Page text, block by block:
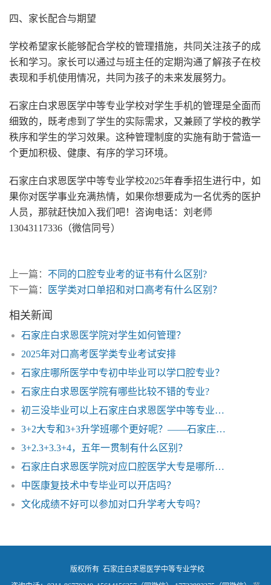
四、家长配合与期望
学校希望家长能够配合学校的管理措施，共同关注孩子的成
长和学习。家长可以通过与班主任的定期沟通了解孩子在校
表现和手机使用情况，共同为孩子的未来发展努力。
石家庄白求恩医学中等专业学校对学生手机的管理是全面而
细致的，既考虑到了学生的实际需求，又兼顾了学校的教学
秩序和学生的学习效果。这种管理制度的实施有助于营造一
个更加积极、健康、有序的学习环境。
石家庄白求恩医学中等专业学校2025年春季招生进行中，如
果你对医学事业充满热情，如果你想要成为一名优秀的医护
人员，那就赶快加入我们吧！咨询电话：刘老师
13043117336（微信同号）
上一篇： 不同的口腔专业考的证书有什么区别?
下一篇：
医学类对口单招和对口高考有什么区别？
相关新闻
石家庄白求恩医学院对学生如何管理？
2025年对口高考医学类专业考试安排
石家庄哪所医学中专初中毕业可以学口腔专业？
石家庄白求恩医学院有哪些比较不错的专业?
初三没毕业可以上石家庄白求恩医学中等专业学校的护理专业吗？
3+2大专和3+3升学班哪个更好呢？——石家庄白求恩医学院
3+2.3+3.3+4，五年一贯制有什么区别？
石家庄白求恩医学院对应口腔医学大专是哪所学校？
中医康复技术中专毕业可以开店吗？
文化成绩不好可以参加对口升学考大专吗？
版权所有 石家庄白求恩医学中等专业学校